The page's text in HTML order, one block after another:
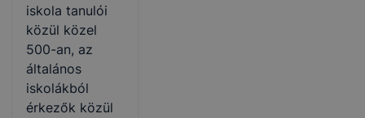
iskola tanulói
közül közel
500-an, az
általános
iskolákból
érkezők közül